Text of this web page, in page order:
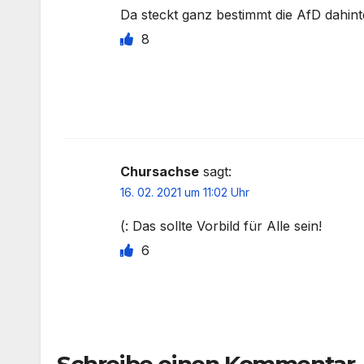
Da steckt ganz bestimmt die AfD
8
Chursachse sagt:
16. 02. 2021 um 11:02 Uhr
(: Das sollte Vorbild für Alle sein!
6